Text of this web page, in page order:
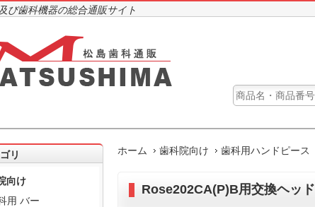
び歯科機器の総合通販サイト
ホーム 歯科院向け 歯科用ハンドピース
Rose202CA(P)B用交換ヘッド
リ
向け
用 バー